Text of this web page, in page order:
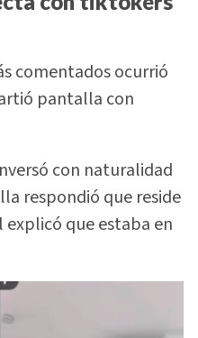
comentados ocurrió
pantalla con
con naturalidad
respondió que reside
explicó que estaba en